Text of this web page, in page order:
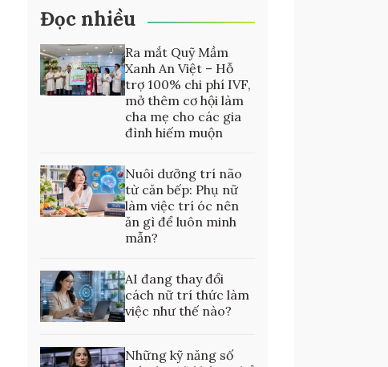
Đọc nhiều
Ra mắt Quỹ Mầm
Xanh An Việt – Hỗ
trợ 100% chi phí IVF,
mở thêm cơ hội làm
cha mẹ cho các gia
đình hiếm muộn
Nuôi dưỡng trí não
từ căn bếp: Phụ nữ
làm việc trí óc nên
ăn gì để luôn minh
mẫn?
AI đang thay đổi
cách nữ trí thức làm
việc như thế nào?
Những kỹ năng số